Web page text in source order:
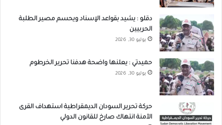
دقلو : يشيد بقواعد الإسناد ويحسم مصير الطلبة
الحربيين
يوليو 30, 2026
حميدتي : يعلنها واضحة هدفنا تحرير الخرطوم
يوليو 30, 2026
حركة تحرير السودان الديمقراطية استهداف القرى
الآمنة انتهاك صارخ للقانون الدولي